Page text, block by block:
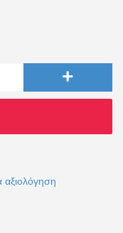
+
αξιολόγηση